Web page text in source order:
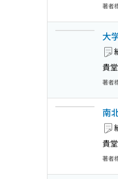
著者
大
貴
著者
南
貴
著者